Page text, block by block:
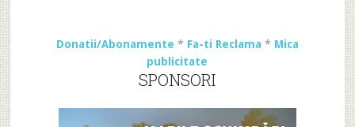
Donatii/Abonamente * Fa-ti Reclama * Mica
publicitate
SPONSORI